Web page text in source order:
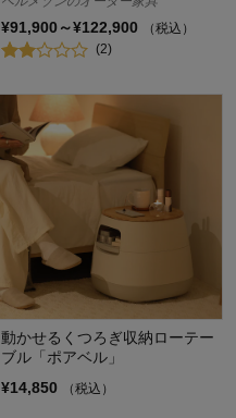
¥91,900～¥122,900
（税込）
(2)
動かせるくつろぎ収納ローテー
ブル「ポアベル」
¥14,850
（税込）